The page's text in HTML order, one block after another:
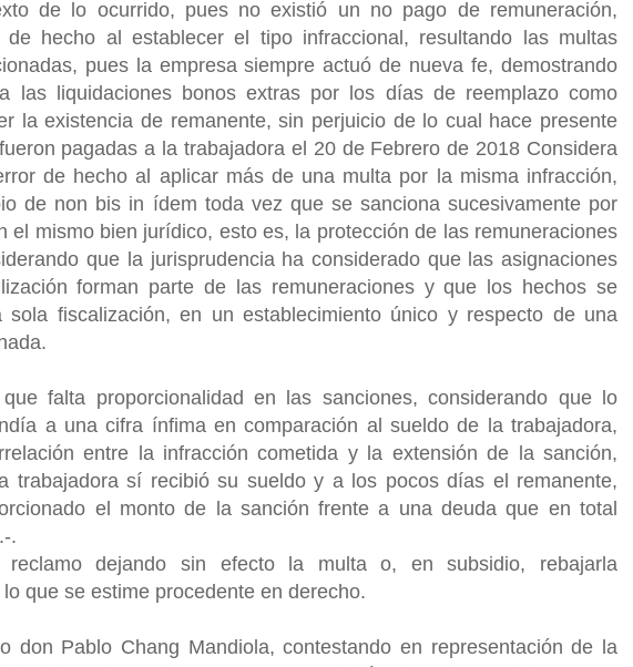
de lo ocurrido, pues no existió un no pago de remuneración,
hecho al establecer el tipo infraccional, resultando las multas
pues la empresa siempre actuó de nueva fe, demostrando
las liquidaciones bonos extras por los días de reemplazo como
la existencia de remanente, sin perjuicio de lo cual hace presente
pagadas a la trabajadora el 20 de Febrero de 2018 Considera
de hecho al aplicar más de una multa por la misma infracción,
de non bis in ídem toda vez que se sanciona sucesivamente por
el mismo bien jurídico, esto es, la protección de las remuneraciones
que la jurisprudencia ha considerado que las asignaciones
forman parte de las remuneraciones y que los hechos se
sola fiscalización, en un establecimiento único y respecto de una
falta proporcionalidad en las sanciones, considerando que lo
a una cifra ínfima en comparación al sueldo de la trabajadora,
entre la infracción cometida y la extensión de la sanción,
trabajadora sí recibió su sueldo y a los pocos días el remanente,
el monto de la sanción frente a una deuda que en total
.
reclamo dejando sin efecto la multa o, en subsidio, rebajarla
que se estime procedente en derecho.
don Pablo Chang Mandiola, contestando en representación de la